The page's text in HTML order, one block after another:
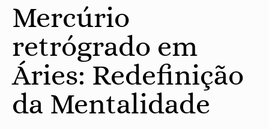
Mercúrio
retrógrado em
Áries: Redefinição
da Mentalidade